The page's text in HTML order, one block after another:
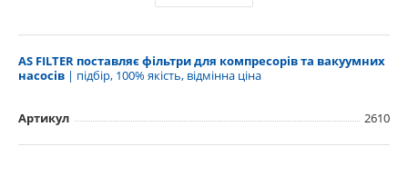
AS FILTER поставляє фільтри для компресорів та вакуумних
насосів | підбір, 100% якість, відмінна ціна
Артикул 2610